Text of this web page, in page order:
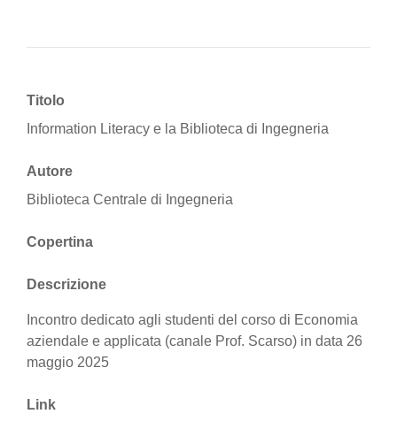
Titolo
Information Literacy e la Biblioteca di Ingegneria
Autore
Biblioteca Centrale di Ingegneria
Copertina
Descrizione
Incontro dedicato agli studenti del corso di Economia
aziendale e applicata (canale Prof. Scarso) in data 26
maggio 2025
Link